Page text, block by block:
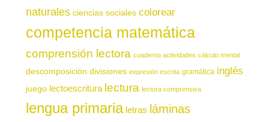
naturales ciencias sociales colorear
competencia matemática
comprensión lectora cuaderno actividades cálculo mental
descomposición divisiones expresión escrita gramática inglés
juego lectoescritura lectura lectura comprensiva
lengua primaria letras láminas